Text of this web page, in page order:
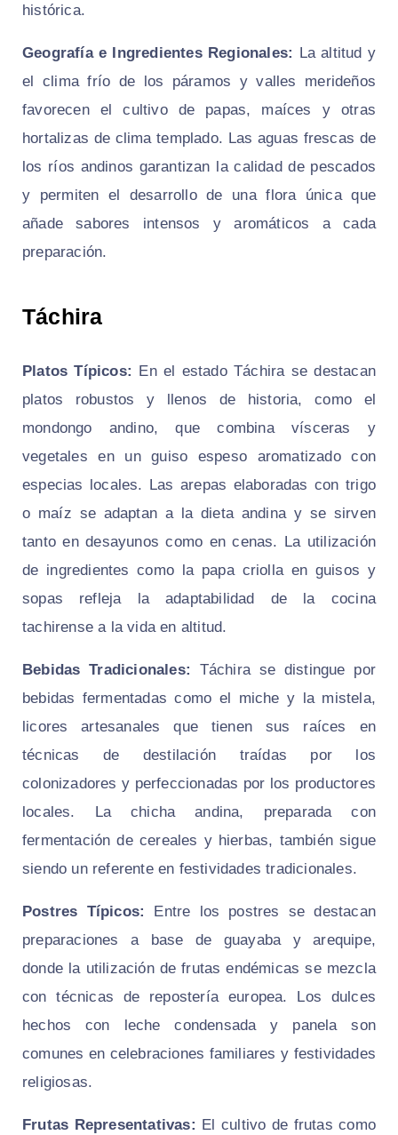
histórica.
Geografía e Ingredientes Regionales: La altitud y
el clima frío de los páramos y valles merideños
favorecen el cultivo de papas, maíces y otras
hortalizas de clima templado. Las aguas frescas de
los ríos andinos garantizan la calidad de pescados
y permiten el desarrollo de una flora única que
añade sabores intensos y aromáticos a cada
preparación.
Táchira
Platos Típicos: En el estado Táchira se destacan
platos robustos y llenos de historia, como el
mondongo andino, que combina vísceras y
vegetales en un guiso espeso aromatizado con
especias locales. Las arepas elaboradas con trigo
o maíz se adaptan a la dieta andina y se sirven
tanto en desayunos como en cenas. La utilización
de ingredientes como la papa criolla en guisos y
sopas refleja la adaptabilidad de la cocina
tachirense a la vida en altitud.
Bebidas Tradicionales:
Táchira se distingue por
bebidas fermentadas como el miche y la mistela,
licores artesanales que tienen sus raíces en
técnicas de destilación traídas por los
colonizadores y perfeccionadas por los productores
locales. La chicha andina, preparada con
fermentación de cereales y hierbas, también sigue
siendo un referente en festividades tradicionales.
Postres Típicos:
Entre los postres se destacan
preparaciones a base de guayaba y arequipe,
donde la utilización de frutas endémicas se mezcla
con técnicas de repostería europea. Los dulces
hechos con leche condensada y panela son
comunes en celebraciones familiares y festividades
religiosas.
Frutas Representativas: El cultivo de frutas como